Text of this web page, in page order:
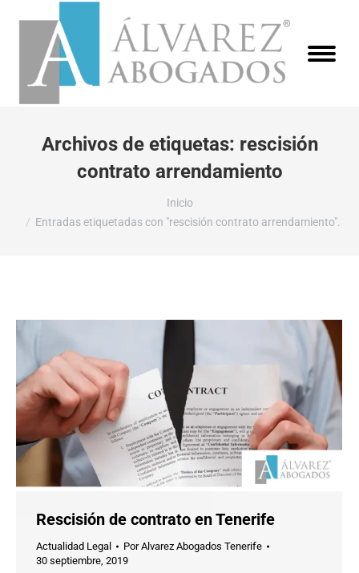
Archivos de etiquetas: rescisión
contrato arrendamiento
Inicio
Entradas etiquetadas con "rescisión contrato arrendamiento".
Rescisión de contrato en Tenerife
Actualidad Legal PorAlvarez Abogados Tenerife
30 septiembre, 2019